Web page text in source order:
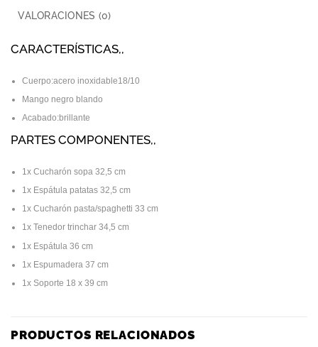
VALORACIONES (0)
CARACTERÍSTICAS,,
Cuerpo:acero inoxidable18/10
Mango negro blando
Acabado:brillante
PARTES COMPONENTES,,
1x Cucharón sopa 32,5 cm
1x Espátula patatas 32,5 cm
1x Cucharón pasta/spaghetti 33 cm
1x Tenedor trinchar 34,5 cm
1x Espátula 36 cm
1x Espumadera 37 cm
1x Soporte 18 x 39 cm
PRODUCTOS RELACIONADOS